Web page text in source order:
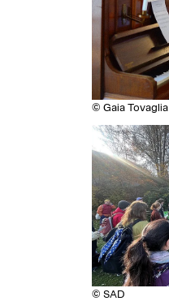
© Gaia Tovaglia
© SAD